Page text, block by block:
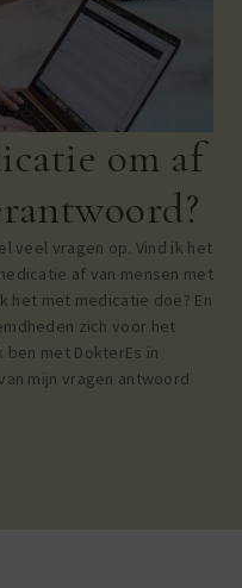
om af
veel vragen op. Vind ik het
af van mensen met
het met medicatie doe? En
zich voor het
met DokterEs in
mijn vragen antwoord